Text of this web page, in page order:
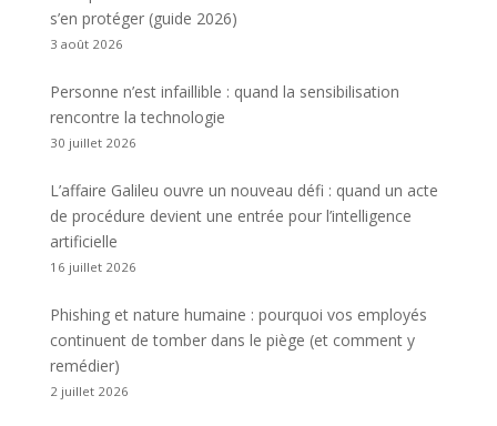
s’en protéger (guide 2026)
3 août 2026
Personne n’est infaillible : quand la sensibilisation
rencontre la technologie
30 juillet 2026
L’affaire Galileu ouvre un nouveau défi : quand un acte
de procédure devient une entrée pour l’intelligence
artificielle
16 juillet 2026
Phishing et nature humaine : pourquoi vos employés
continuent de tomber dans le piège (et comment y
remédier)
2 juillet 2026